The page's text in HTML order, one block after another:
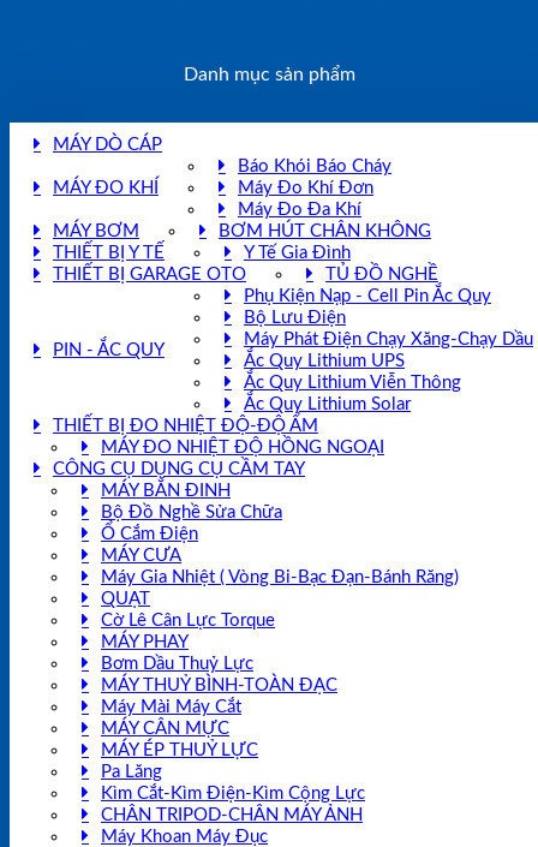
Danh mục sản phẩm
MÁY DÒ CÁP
MÁY ĐO KHÍ
Báo Khói Báo Cháy
Máy Đo Khí Đơn
Máy Đo Đa Khí
MÁY BƠM
BƠM HÚT CHÂN KHÔNG
THIẾT BỊ Y TẾ
Y Tế Gia Đình
THIẾT BỊ GARAGE OTO
TỦ ĐỒ NGHỀ
PIN - ẮC QUY
Phụ Kiện Nạp - Cell Pin Ắc Quy
Bộ Lưu Điện
Máy Phát Điện Chạy Xăng-Chạy Dầu
Ắc Quy Lithium UPS
Ắc Quy Lithium Viễn Thông
Ắc Quy Lithium Solar
THIẾT BỊ ĐO NHIỆT ĐỘ-ĐỘ ẨM
MÁY ĐO NHIỆT ĐỘ HỒNG NGOẠI
CÔNG CỤ DỤNG CỤ CẦM TAY
MÁY BẮN ĐINH
Bộ Đồ Nghề Sửa Chữa
Ổ Cắm Điện
MÁY CƯA
Máy Gia Nhiệt ( Vòng Bi-Bạc Đạn-Bánh Răng)
QUẠT
Cờ Lê Cân Lực Torque
MÁY PHAY
Bơm Dầu Thuỷ Lực
MÁY THUỶ BÌNH-TOÀN ĐẠC
Máy Mài Máy Cắt
MÁY CÂN MỰC
MÁY ÉP THUỶ LỰC
Pa Lăng
Kìm Cắt-Kìm Điện-Kìm Cộng Lực
CHÂN TRIPOD-CHÂN MÁY ẢNH
Máy Khoan Máy Đục